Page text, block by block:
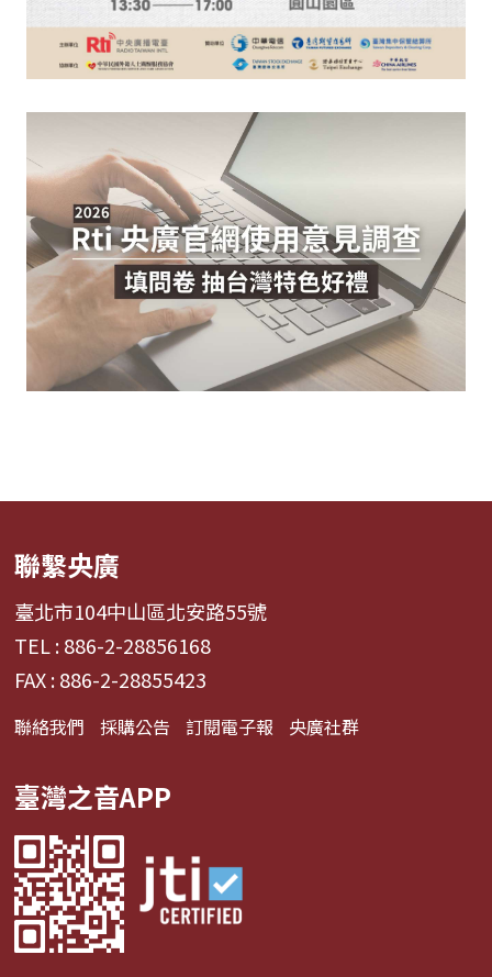
聯繫央廣
臺北市104中山區北安路55號
TEL : 886-2-28856168
FAX : 886-2-28855423
聯絡我們 採購公告 訂閱電子報 央廣社群
臺灣之音APP